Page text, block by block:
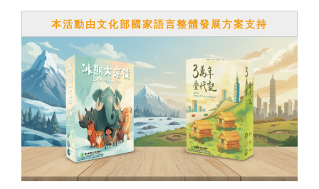
本活動由文化部國家語言整體發展方案支持